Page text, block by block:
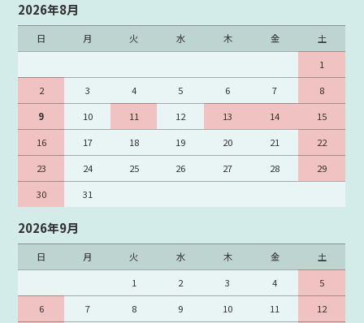
2026年8月
日 月 火 水 木 金
土
1
2
3 4 5 6 7
8
9
10 11 12 13 14
15
16
17 18 19 20 21
22
23
24 25 26 27 28
29
30
31
2026年9月
日 月 火 水 木 金
土
1
2 3 4
5
6
7 8 9 10 11
12